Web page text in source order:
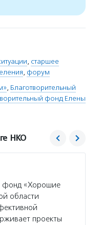
, старшее
, форум
, Благотворительный
фонд Елены
НКО
фонд «Хорошие
области
проекты